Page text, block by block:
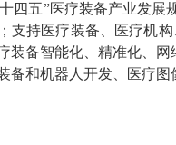
四五”医疗装备产业发
支持医疗装备、医疗机
装备智能化、精准化、
备和机器人开发、医疗